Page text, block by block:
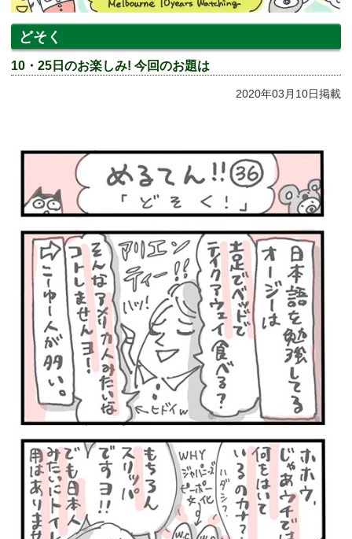
どそく
10・25日のお楽しみ! 今回のお題は
2020年03月10日掲載